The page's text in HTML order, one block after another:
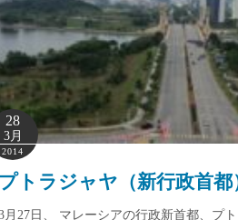
28
3月
2014
プトラジャヤ（新行政首都
月27日、 マレーシアの行政新首都、プ